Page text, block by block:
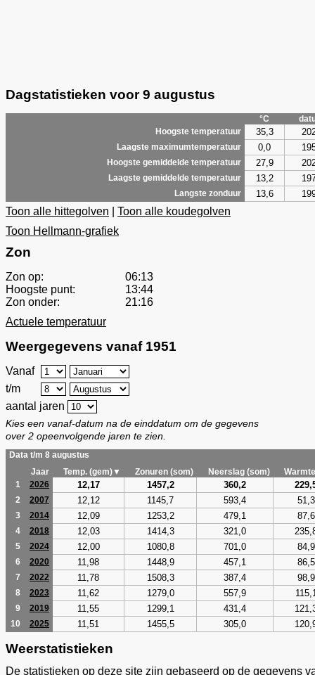
Dagstatistieken voor 9 augustus
°C
Hoogste temperatuur
35,3
Laagste maximumtemperatuur 0,0
Hoogste gemiddelde temperatuur 27,9
Laagste gemiddelde temperatuur 13,2
Langste zonduur 13,6
Toon alle hittegolven
Toon alle koudegolven
Toon Hellmann-grafiek
Zon
Zon op:
06:13
Hoogste punt:
13:44
Zon onder:
21:16
Actuele temperatuur
Weergegevens vanaf 1951
Vanaf
t/m
aantal jaren
Kies een vanaf-datum na de einddatum om de gegevens
over 2 opeenvolgende jaren te zien.
Data t/m 8 augustus
Jaar
Temp. (gem)▼ Zonuren (som) Neerslag (som)
1
2026 12,17 1457,2 360,2
2 2007 12,12 1145,7 593,4 51,3
3 2014 12,09 1253,2 479,1 87,6
4 2018 12,03 1414,3 321,0
5 2024 12,00 1080,8 701,0 84,9
6 2020 11,98 1448,9 457,1 86,5
7 2022 11,78 1508,3 387,4 98,9
8 2023 11,62 1279,0 557,9
9 2019 11,55 1299,1 431,4
10 2025 11,51 1455,5 305,0
Weerstatistieken
De statistieken op deze site zijn gebaseerd op de gegevens